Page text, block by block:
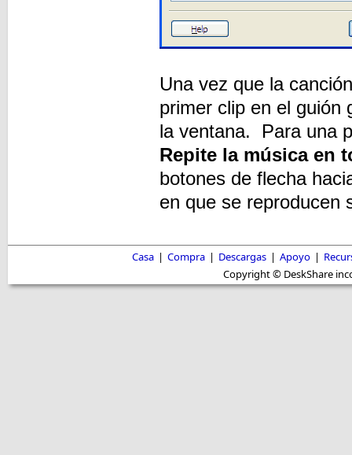
Una vez que la
primer clip en el
la ventana. Para una
Repite la música en
botones de flecha
en que se
Casa | Compra | Descargas | Apoyo |
Copyright © DeskShare